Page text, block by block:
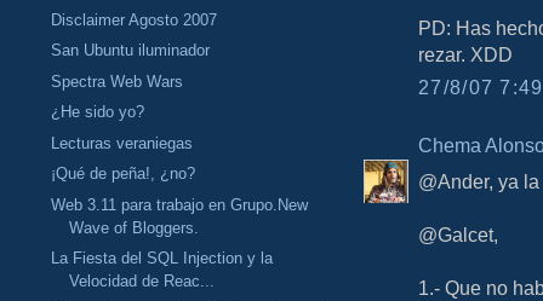
Disclaimer Agosto 2007
San Ubuntu iluminador
Spectra Web Wars
¿He sido yo?
Lecturas veraniegas
¡Qué de peña!, ¿no?
Web 3.11 para trabajo en Grupo.New
Wave of Bloggers.
La Fiesta del SQL Injection y la
Velocidad de Reac...
PD: Has
rezar. XDD
27/8/07
Chema
@Ander, ya
@Galcet,
1.- Que no